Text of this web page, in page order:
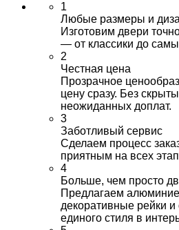
1
Любые размеры и
Изготовим двери
— от классики до
2
Честная цена
Прозрачное
цену сразу. Без
неожиданных доплат.
3
Заботливый сервис
Сделаем процесс
приятным на всех
4
Больше, чем просто
Предлагаем
декоративные рейки
единого стиля в